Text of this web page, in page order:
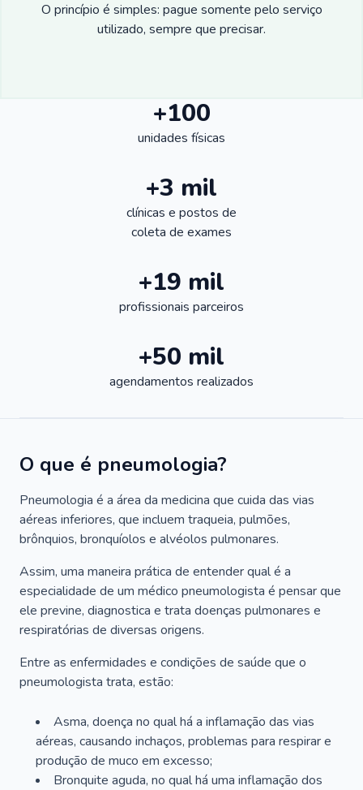
O princípio é simples: pague somente pelo serviço
utilizado, sempre que precisar.
+100
unidades físicas
+3 mil
clínicas e postos de
coleta de exames
+19 mil
profissionais parceiros
+50 mil
agendamentos realizados
O que é pneumologia?
Pneumologia é a área da medicina que cuida das vias
aéreas inferiores, que incluem traqueia, pulmões,
brônquios, bronquíolos e alvéolos pulmonares.
Assim, uma maneira prática de entender qual é a
especialidade de um médico pneumologista é pensar que
ele previne, diagnostica e trata doenças pulmonares e
respiratórias de diversas origens.
Entre as enfermidades e condições de saúde que o
pneumologista trata, estão:
Asma, doença no qual há a inflamação das vias
aéreas, causando inchaços, problemas para respirar e
produção de muco em excesso;
Bronquite aguda, no qual há uma inflamação dos